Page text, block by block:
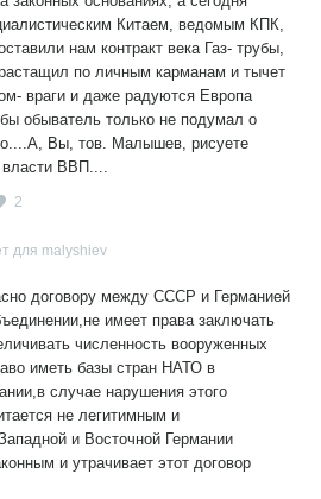
Китаем, ведомым КПК,
нам контракт века Газ- трубы,
по личным карманам и тычет
враги и даже радуются Европа
бы обыватель только не подумал о
Вы, тов. Малышев, рисуете
власти ВВП....
2
для malyshiev
договору между СССР и Германией
имеет права заключать
численность вооруженных
иметь базы стран НАТО в
случае нарушения этого
не легитимным и
и Восточной Германии
и утрачивает этот договор